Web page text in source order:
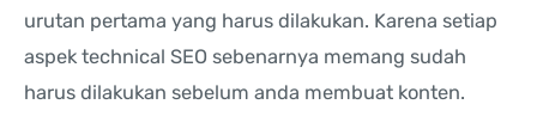
urutan pertama yang harus dilakukan. Karena setiap
aspek technical SEO sebenarnya memang sudah
harus dilakukan sebelum anda membuat konten.